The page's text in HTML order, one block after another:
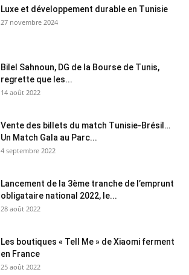
Luxe et développement durable en Tunisie
27 novembre 2024
Bilel Sahnoun, DG de la Bourse de Tunis,
regrette que les...
14 août 2022
Vente des billets du match Tunisie-Brésil…
Un Match Gala au Parc...
4 septembre 2022
Lancement de la 3ème tranche de l’emprunt
obligataire national 2022, le...
28 août 2022
Les boutiques « Tell Me » de Xiaomi ferment
en France
25 août 2022